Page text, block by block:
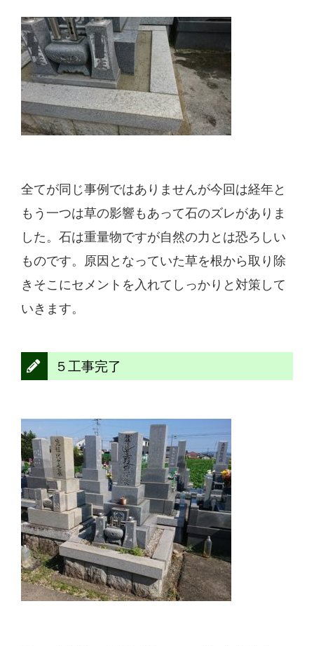
全てが同じ事例ではありませんが今回は経年と
もう一つは草の影響もあって石のズレがありま
した。石は重量物ですが自然の力とは恐ろしい
ものです。原因となっていた草を根から取り除
きそこにセメントを入れてしっかりと対策して
いきます。
５工事完了